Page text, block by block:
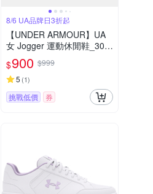
8/6 UA品牌日3折起
【UNDER ARMOUR】UA
女 Jogger 運動休閒鞋_302
8388-009
$900 $999
5 (1)
挑戰低價 券